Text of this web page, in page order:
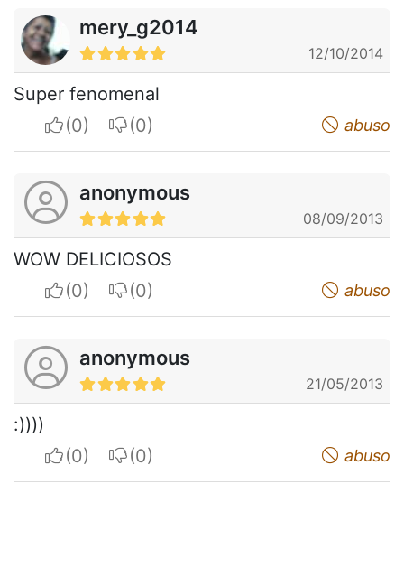
mery_g2014
12/10/2014
Super fenomenal
I apreciateI do not appreciate abuso
anonymous
08/09/2013
WOW DELICIOSOS
I apreciateI do not appreciate abuso
anonymous
21/05/2013
:))))
I apreciateI do not appreciate abuso